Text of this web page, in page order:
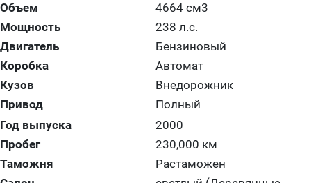
Объем
4664 см3
Мощность
238 л.с.
Двигатель
Бензиновый
Коробка
Автомат
Кузов
Внедорожник
Привод
Полный
Год выпуска
2000
Пробег
230,000 км
Таможня
Растаможен